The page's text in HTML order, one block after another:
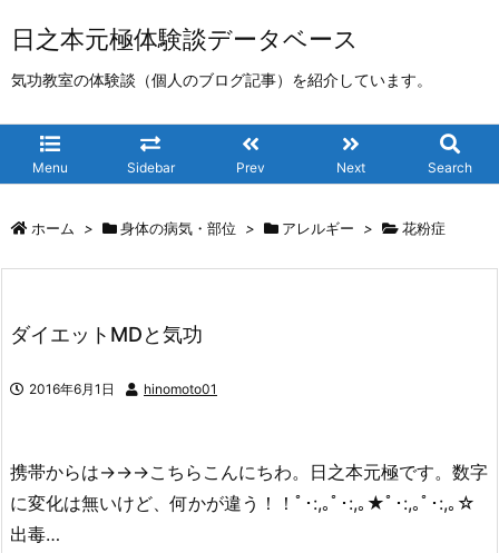
日之本元極体験談データベース
気功教室の体験談（個人のブログ記事）を紹介しています。
Menu Sidebar Prev Next Search
ホーム > 身体の病気・部位 > アレルギー > 花粉症
ダイエットMDと気功
2016年6月1日 hinomoto01
携帯からは→→→こちらこんにちわ。日之本元極です。数字
に変化は無いけど、何かが違う！！ﾟ･:,｡ﾟ･:,｡★ﾟ･:,｡ﾟ･:,｡☆
出毒…